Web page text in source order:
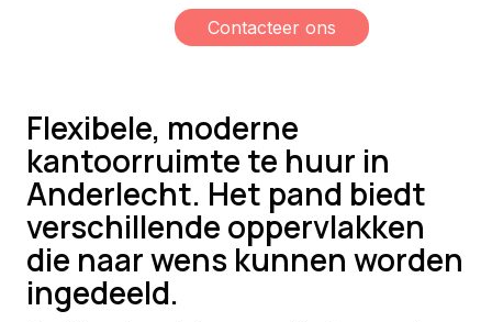
Contacteer ons
Flexibele, moderne
kantoorruimte te huur in
Anderlecht. Het pand biedt
verschillende oppervlakken
die naar wens kunnen worden
ingedeeld.